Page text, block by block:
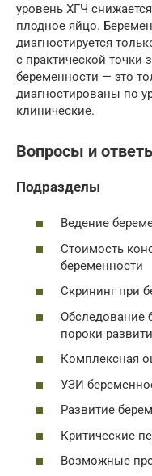
уровень ХГЧ
плодное яйцо.
диагностируется
с практической точки
беременности — это
диагностированы по
клинические.
Вопросы и
Подразделы
Ведение
Стоимость
беременности
Скрининг при
Обследование
пороки
Комплексная
УЗИ
Развитие
Критические
Возможные